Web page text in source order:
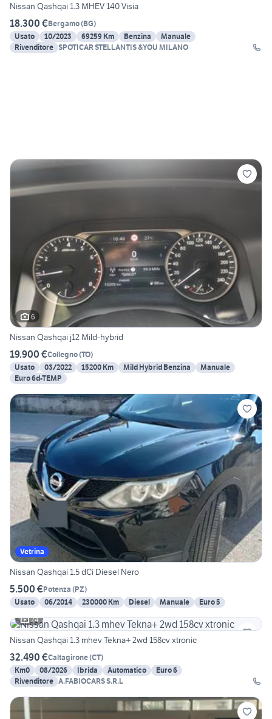
Nissan Qashqai 1.3 MHEV 140 Visia
18.300 €Bergamo(BG)
Usato
10/2023 69259 Km Benzina
Manuale
Rivenditore SPOTICAR STELLANTIS &YOU MILANO
6
Nissan Qashqai j12 Mild-hybrid
19.900 €Collegno(TO)
Usato
03/2022 15200 Km Mild Hybrid Benzina
Manuale
Euro 6d-TEMP
Vetrina
Nissan Qashqai 1.5 dCi Diesel Nero
5.500 €Potenza (PZ)
Usato
06/2014 230000 Km Diesel Manuale
Euro 5
24
Nissan Qashqai 1.3 mhev Tekna+ 2wd 158cv xtronic
32.490 €Caltagirone(CT)
Km0
08/2026 Ibrida Automatico
Euro 6
Rivenditore A.FABIOCARS S.R.L